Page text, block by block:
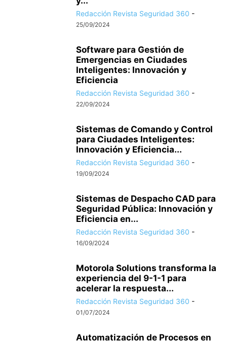
Redacción Revista Seguridad 360 -
25/09/2024
Software para Gestión de
Emergencias en Ciudades
Inteligentes: Innovación y
Eficiencia
Redacción Revista Seguridad 360 -
22/09/2024
Sistemas de Comando y Control
para Ciudades Inteligentes:
Innovación y Eficiencia...
Redacción Revista Seguridad 360 -
19/09/2024
Sistemas de Despacho CAD para
Seguridad Pública: Innovación y
Eficiencia en...
Redacción Revista Seguridad 360 -
16/09/2024
Motorola Solutions transforma la
experiencia del 9-1-1 para
acelerar la respuesta...
Redacción Revista Seguridad 360 -
01/07/2024
Automatización de Procesos en